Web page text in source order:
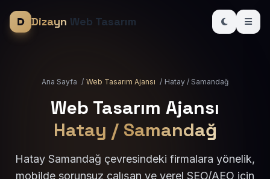
Dizayn Web Tasarım
Ana Sayfa / Web Tasarım Ajansı / Hatay / Samandağ
Web Tasarım Ajansı
Hatay / Samandağ
Hatay Samandağ çevresindeki firmalara yönelik,
mobilde sorunsuz çalışan ve yerel SEO/AEO için